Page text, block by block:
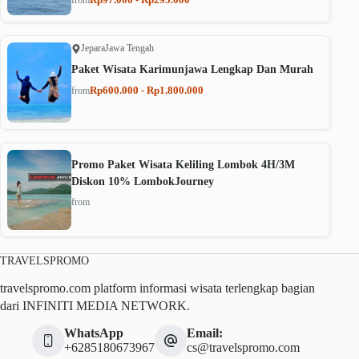
JeparaJawa Tengah
Paket Wisata Karimunjawa Lengkap Dan Murah
fromRp600.000 - Rp1.800.000
Promo Paket Wisata Keliling Lombok 4H/3M
Diskon 10% LombokJourney
from
TRAVELSPROMO
travelspromo.com platform informasi wisata terlengkap bagian
dari INFINITI MEDIA NETWORK.
WhatsApp
+6285180673967
Email:
cs@travelspromo.com